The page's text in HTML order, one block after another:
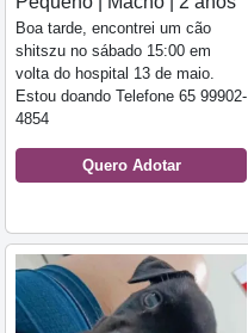
Boa tarde, encontrei um cão
shitszu no sábado 15:00 em
volta do hospital 13 de maio.
Estou doando Telefone 65 99902-
4854
Quero Adotar